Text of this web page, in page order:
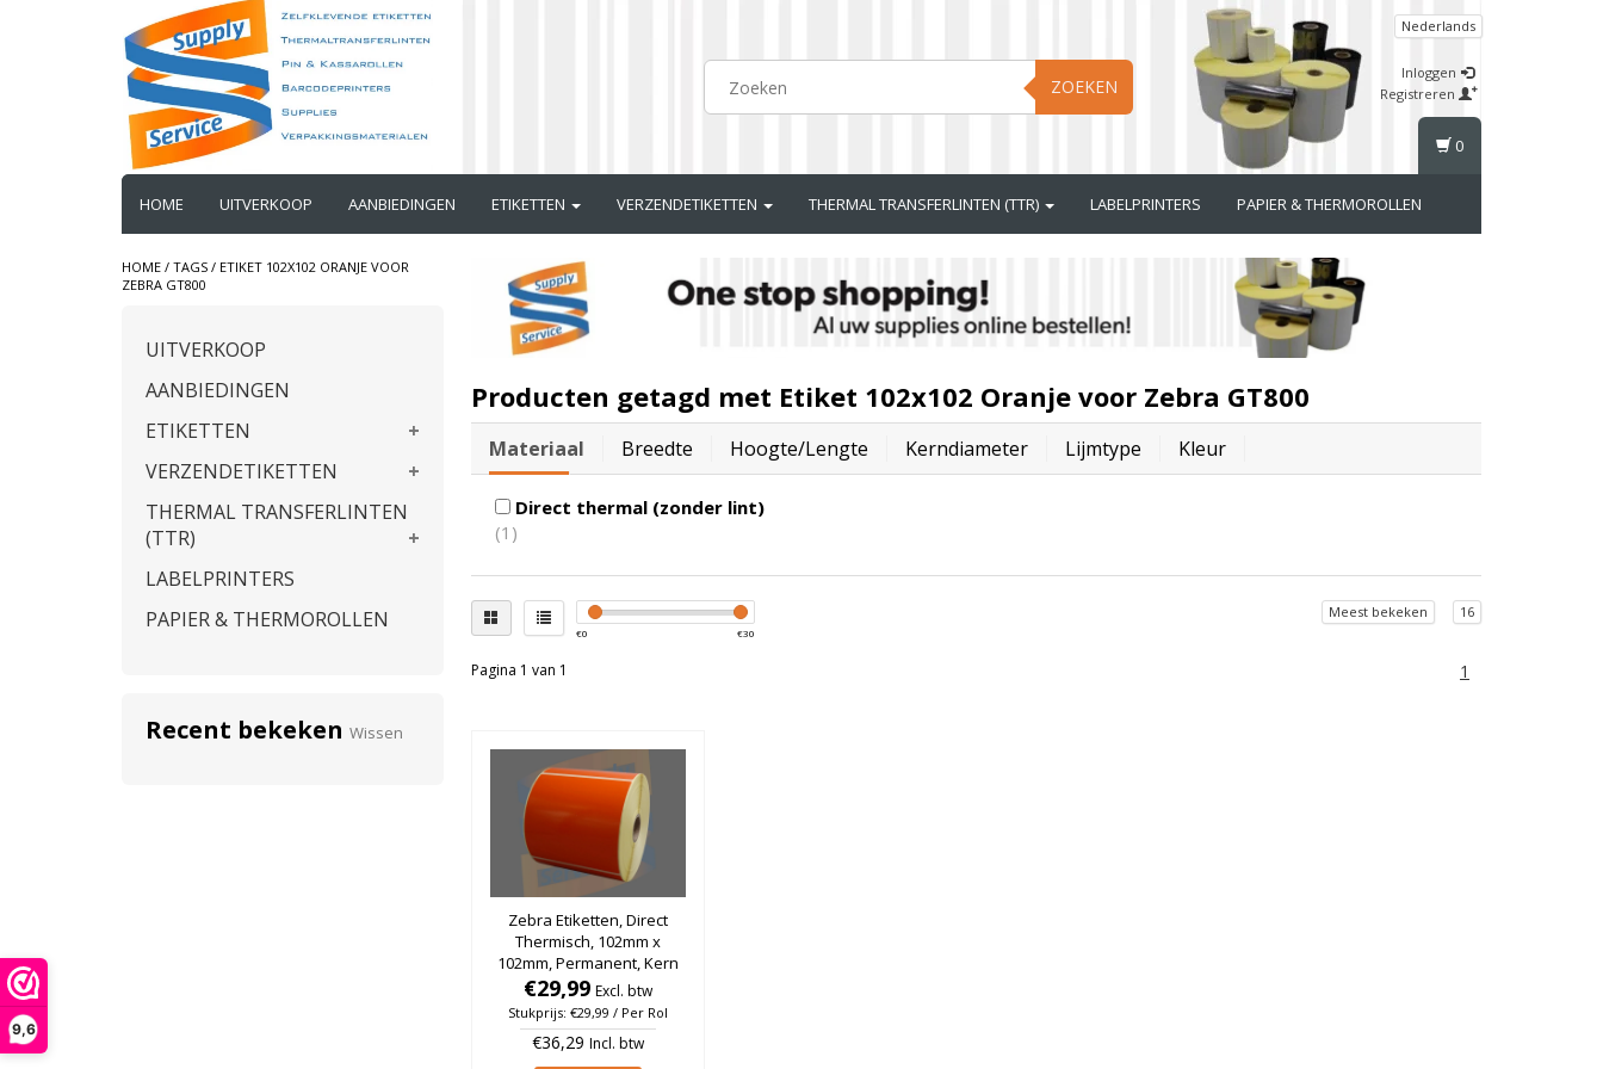
9,6
ZOEKEN
Nederlands
Inloggen
Registreren
HOME UITVERKOOP AANBIEDINGEN ETIKETTEN VERZENDETIKETTEN THERMAL TRANSFERLINTEN (TTR) LABELPRINTERS PAPIER & THERMOROLLEN
0
HOME / TAGS / ETIKET 102X102 ORANJE VOOR
ZEBRA GT800
UITVERKOOP
AANBIEDINGEN
ETIKETTEN
VERZENDETIKETTEN
THERMAL TRANSFERLINTEN
(TTR)
LABELPRINTERS
PAPIER & THERMOROLLEN
Recent bekeken Wissen
Producten getagd met Etiket 102x102 Oranje voor Zebra GT800
Materiaal Breedte Hoogte/lengte Kerndiameter Lijmtype Kleur
Direct thermal (zonder lint)
(1)
€0 €30
Meest bekeken 16
Pagina 1 van 1 1
Zebra Etiketten, Direct
Thermisch, 102mm x
102mm, Permanent, Kern
25mm, Oranje, rol à 700
stuks
€29,99 Excl. btw
Stukprijs: €29,99 / Per Rol
€36,29 Incl. btw